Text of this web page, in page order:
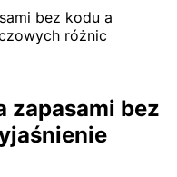
bez kodu a
różnic
zapasami bez